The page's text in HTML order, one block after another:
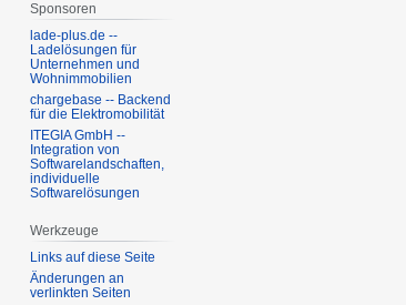
Sponsoren
lade-plus.de --
Ladelösungen für
Unternehmen und
Wohnimmobilien
chargebase -- Backend
für die Elektromobilität
ITEGIA GmbH --
Integration von
Softwarelandschaften,
individuelle
Softwarelösungen
Werkzeuge
Links auf diese Seite
Änderungen an
verlinkten Seiten